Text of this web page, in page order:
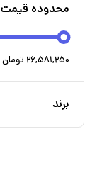
محدوده قیمت
۲۶,۵۸۱,۲۵۰ تومان
برند